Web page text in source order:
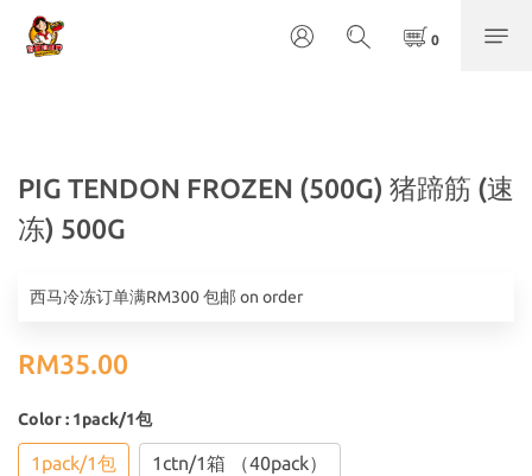
PIG TENDON FROZEN (500G) 猪蹄筋 (速
冻) 500G
西马冷冻订单满RM300 包邮 on order
RM35.00
Color: 1pack/1包
1pack/1包 1ctn/1箱 （40pack）